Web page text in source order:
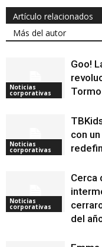
Artículo relacionados
Más del autor
Noticias
corporativas
Goo!
Noticias
corporativas
con
Noticias
corporativas
Cerca
del